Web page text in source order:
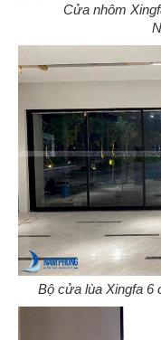
Cửa nhôm
Bộ cửa lùa Xingfa 6